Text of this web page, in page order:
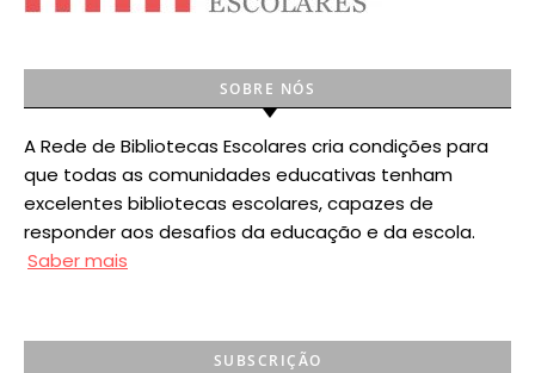
SOBRE NÓS
A Rede de Bibliotecas Escolares cria condições para
que todas as comunidades educativas tenham
excelentes bibliotecas escolares, capazes de
responder aos desafios da educação e da escola.
Saber mais
SUBSCRIÇÃO